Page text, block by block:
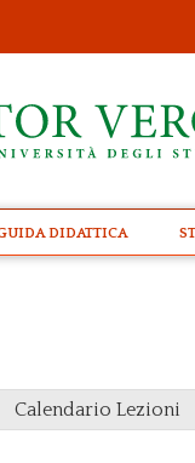
Didattica
Calendario Lezioni